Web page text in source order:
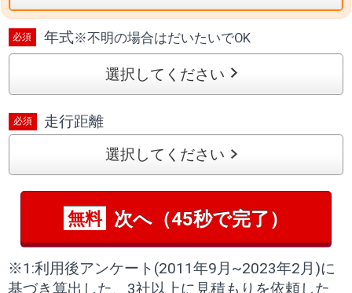
年式※不明の場合はだいたいでOK
選択してください
走行距離
選択してください
無料 次へ（45秒で完了）
※1:利用後アンケート(2011年9月~2023年2月)に
基づき算出した、3社以上に見積もりを依頼した